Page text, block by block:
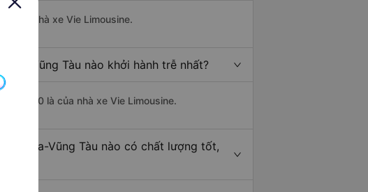
của nhà xe Vie Limousine.
Rịa-Vũng Tàu nào khởi hành trễ nhất?
21:30 là của nhà xe Vie Limousine.
Bà Rịa-Vũng Tàu nào có chất lượng tốt,